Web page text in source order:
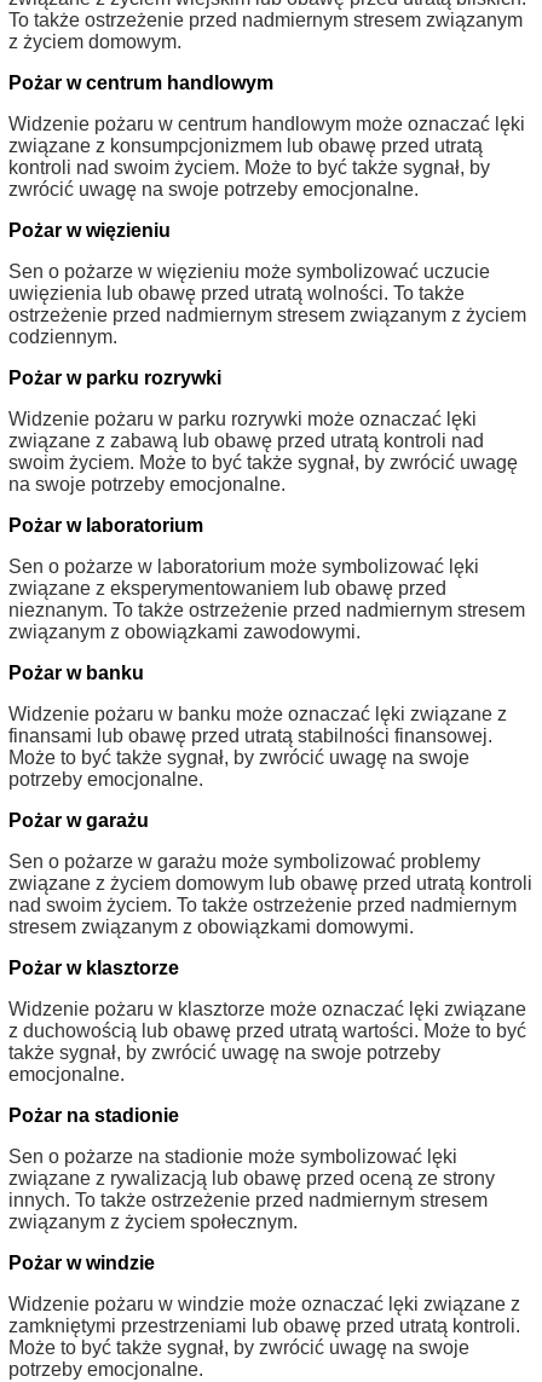
To także ostrzeżenie przed nadmiernym stresem związanym
z życiem domowym.
Pożar w centrum handlowym
Widzenie pożaru w centrum handlowym może oznaczać lęki
związane z konsumpcjonizmem lub obawę przed utratą
kontroli nad swoim życiem. Może to być także sygnał, by
zwrócić uwagę na swoje potrzeby emocjonalne.
Pożar w więzieniu
Sen o pożarze w więzieniu może symbolizować uczucie
uwięzienia lub obawę przed utratą wolności. To także
ostrzeżenie przed nadmiernym stresem związanym z życiem
codziennym.
Pożar w parku rozrywki
Widzenie pożaru w parku rozrywki może oznaczać lęki
związane z zabawą lub obawę przed utratą kontroli nad
swoim życiem. Może to być także sygnał, by zwrócić uwagę
na swoje potrzeby emocjonalne.
Pożar w laboratorium
Sen o pożarze w laboratorium może symbolizować lęki
związane z eksperymentowaniem lub obawę przed
nieznanym. To także ostrzeżenie przed nadmiernym stresem
związanym z obowiązkami zawodowymi.
Pożar w banku
Widzenie pożaru w banku może oznaczać lęki związane z
finansami lub obawę przed utratą stabilności finansowej.
Może to być także sygnał, by zwrócić uwagę na swoje
potrzeby emocjonalne.
Pożar w garażu
Sen o pożarze w garażu może symbolizować problemy
związane z życiem domowym lub obawę przed utratą kontroli
nad swoim życiem. To także ostrzeżenie przed nadmiernym
stresem związanym z obowiązkami domowymi.
Pożar w klasztorze
Widzenie pożaru w klasztorze może oznaczać lęki związane
z duchowością lub obawę przed utratą wartości. Może to być
także sygnał, by zwrócić uwagę na swoje potrzeby
emocjonalne.
Pożar na stadionie
Sen o pożarze na stadionie może symbolizować lęki
związane z rywalizacją lub obawę przed oceną ze strony
innych. To także ostrzeżenie przed nadmiernym stresem
związanym z życiem społecznym.
Pożar w windzie
Widzenie pożaru w windzie może oznaczać lęki związane z
zamkniętymi przestrzeniami lub obawę przed utratą kontroli.
Może to być także sygnał, by zwrócić uwagę na swoje
potrzeby emocjonalne.